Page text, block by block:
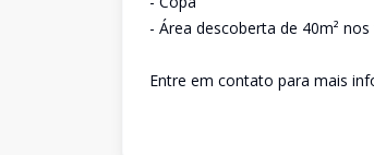
- Área descoberta de 40m²
Entre em contato para mais